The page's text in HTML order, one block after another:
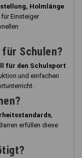
Holmlänge
Einsteiger
Schulen?
für den Schulsport
und einfachen
,
erfüllen diese